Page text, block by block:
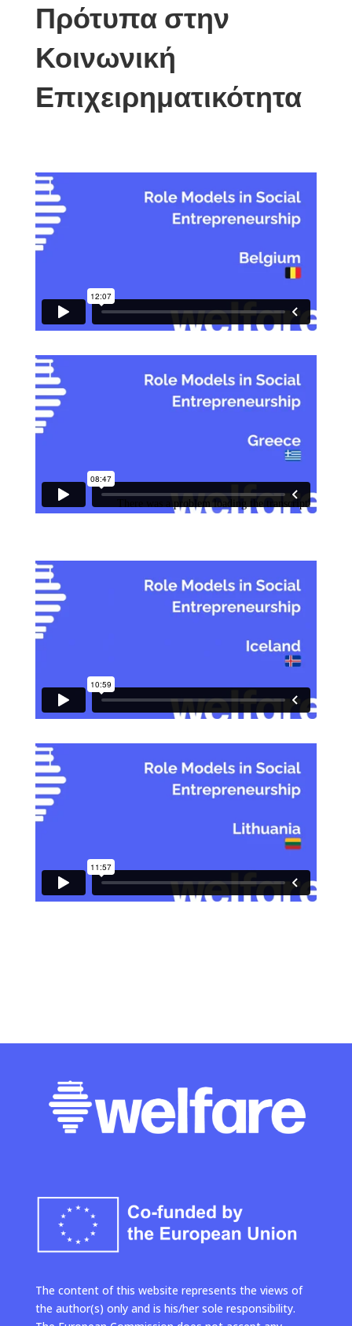
Πρότυπα στην
Κοινωνική
Επιχειρηματικότητα
The content of this website represents the views of
the author(s) only and is his/her sole responsibility.